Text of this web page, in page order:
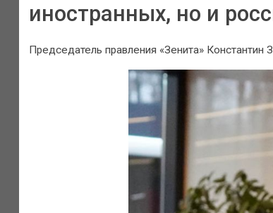
иностранных, но и
Председатель правления «Зенита» Константин